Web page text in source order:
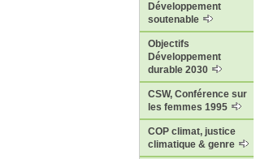
Développement
soutenable
Objectifs
Développement
durable 2030
CSW, Conférence sur
les femmes 1995
COP climat, justice
climatique & genre